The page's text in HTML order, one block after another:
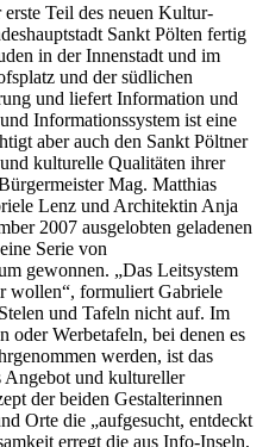
Teil des neuen Kultur-
Sankt Pölten fertig
in der Innenstadt und im
und der südlichen
und liefert Information und
Informationssystem ist eine
aber auch den Sankt Pöltner
kulturelle Qualitäten ihrer
Mag. Matthias
Lenz und Architektin Anja
2007 ausgelobten geladenen
Serie von
gewonnen. „Das Leitsystem
wollen“, formuliert Gabriele
und Tafeln nicht auf. Im
oder Werbetafeln, bei denen es
werden, ist das
Angebot und kultureller
der beiden Gestalterinnen
Orte die „aufgesucht, entdeckt
erregt die aus Info-Inseln,